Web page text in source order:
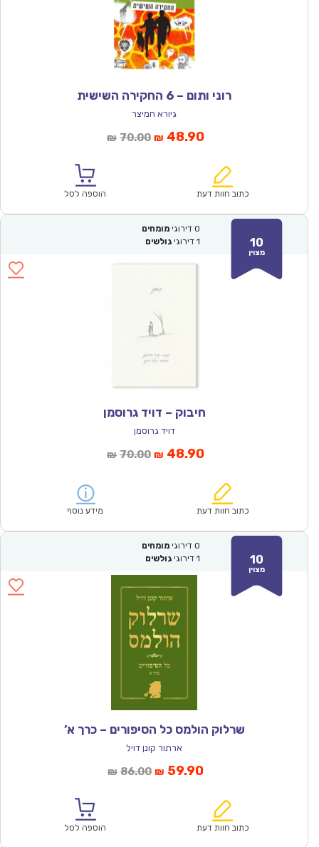
רוני ותום – 6 החקירה השישית
גיורא חמיצר
₪ 70.00המחיר
₪70.00.
₪ 48.90המחיר
הוא:
כתוב חוות דעת הוספה לסל
10
מצוין
0 דירוגי מומחים
1 דירוגי גולשים
חיבוק – דויד גרוסמן
דויד גרוסמן
₪ 70.00המחיר
₪70.00.
₪ 48.90המחיר
הוא:
כתוב חוות דעת מידע נוסף
10
מצוין
0 דירוגי מומחים
1 דירוגי גולשים
שרלוק הולמס כל הסיפורים – כרך א’
ארתור קונן דויל
₪ 86.00המחיר
₪86.00.
₪ 59.90המחיר
הוא:
כתוב חוות דעת הוספה לסל